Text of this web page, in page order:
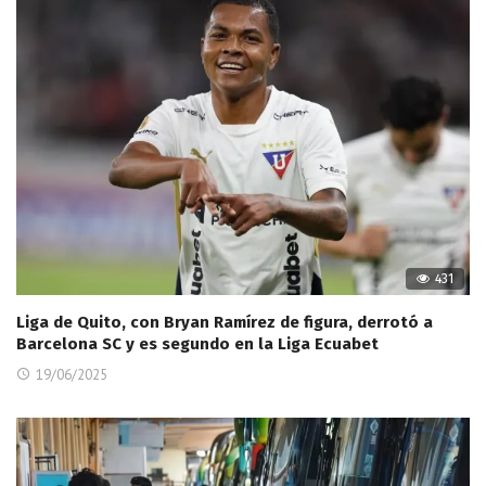
431
Liga de Quito, con Bryan Ramírez de figura, derrotó a
Barcelona SC y es segundo en la Liga Ecuabet
19/06/2025